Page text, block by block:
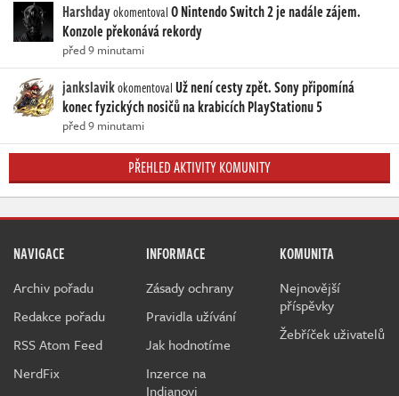
HarshdayokomentovalO Nintendo Switch 2 je nadále zájem.
Konzole překonává rekordy
před 9 minutami
jankslavikokomentovalUž není cesty zpět. Sony připomíná
konec fyzických nosičů na krabicích PlayStationu 5
před 9 minutami
PŘEHLED AKTIVITY KOMUNITY
NAVIGACE
Archiv pořadu
Redakce pořadu
RSS Atom Feed
NerdFix
INFORMACE
Zásady ochrany
Pravidla užívání
Jak hodnotíme
Inzerce na
Indianovi
KOMUNITA
Nejnovější
příspěvky
Žebříček uživatelů